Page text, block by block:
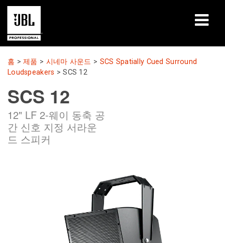
제품
학습 세션
교육
홈 >제품 > 시네마 사운드 > SCS Spatially Cued Surround
Loudspeakers >SCS 12
SCS 12
12" LF 2-웨이 동축 공
간 신호 지정 서라운
드 스피커